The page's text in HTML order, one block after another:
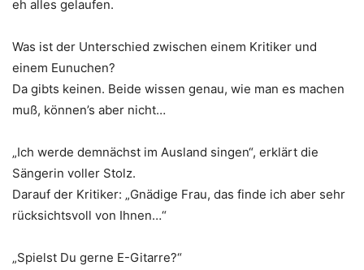
eh alles gelaufen.
Was ist der Unterschied zwischen einem Kritiker und
einem Eunuchen?
Da gibts keinen. Beide wissen genau, wie man es machen
muß, können’s aber nicht…
„Ich werde demnächst im Ausland singen“, erklärt die
Sängerin voller Stolz.
Darauf der Kritiker: „Gnädige Frau, das finde ich aber sehr
rücksichtsvoll von Ihnen…“
„Spielst Du gerne E-Gitarre?“